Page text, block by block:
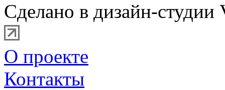
Сделано в дизайн-студии
О проекте
Контакты